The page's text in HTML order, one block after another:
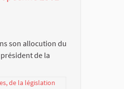
son allocution du
de la
de la législation